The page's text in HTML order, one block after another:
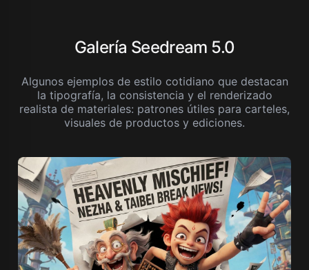
Galería Seedream 5.0
Algunos ejemplos de estilo cotidiano que destacan
la tipografía, la consistencia y el renderizado
realista de materiales: patrones útiles para carteles,
visuales de productos y ediciones.